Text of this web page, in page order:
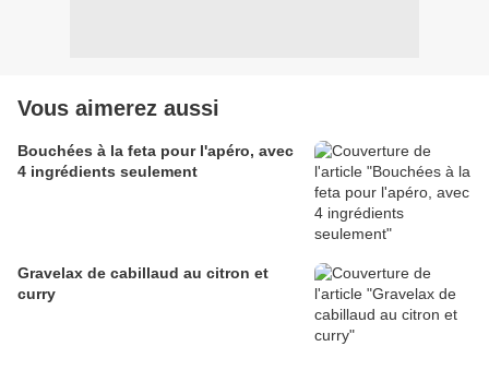
Vous aimerez aussi
Bouchées à la feta pour l'apéro, avec
4 ingrédients seulement
Gravelax de cabillaud au citron et
curry